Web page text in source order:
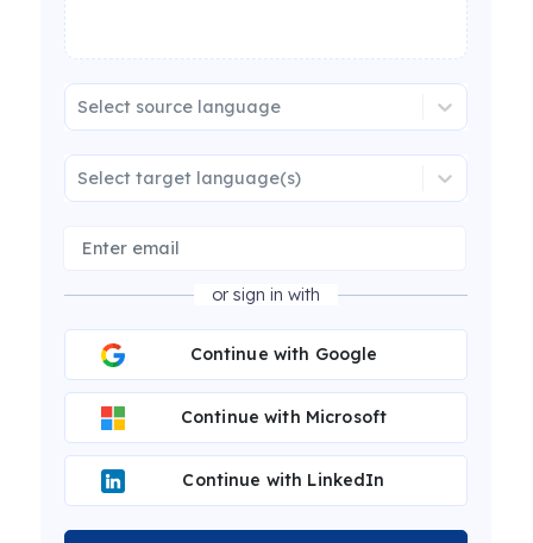
Select source language
Select target language(s)
or sign in with
Continue with Google
Continue with Microsoft
Continue with LinkedIn